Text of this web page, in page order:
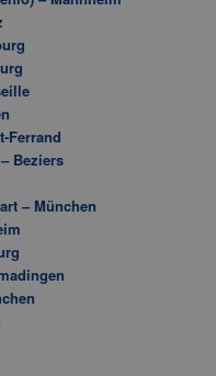
Ferrand
Beziers
– München